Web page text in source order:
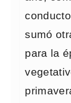
sumó
para la